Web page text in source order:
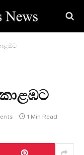
1 Min Read